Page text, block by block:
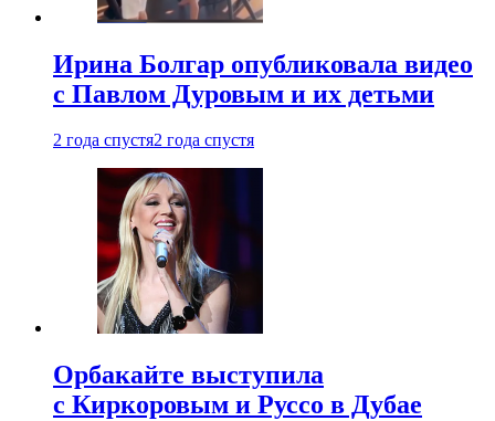
Ирина Болгар опубликовала видео
с Павлом Дуровым и их детьми
2 года спустя2 года спустя
Орбакайте выступила
с Киркоровым и Руссо в Дубае